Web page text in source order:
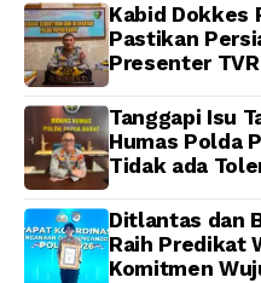
Ibadah Bersama di
Masjid Al-Muhajirin
Kabid Dokkes
Pastikan
Presenter
Dijadwalkan
Tanggapi Isu
Humas Polda
Tidak ada
Ditlantas dan
Raih Predikat
Komitmen